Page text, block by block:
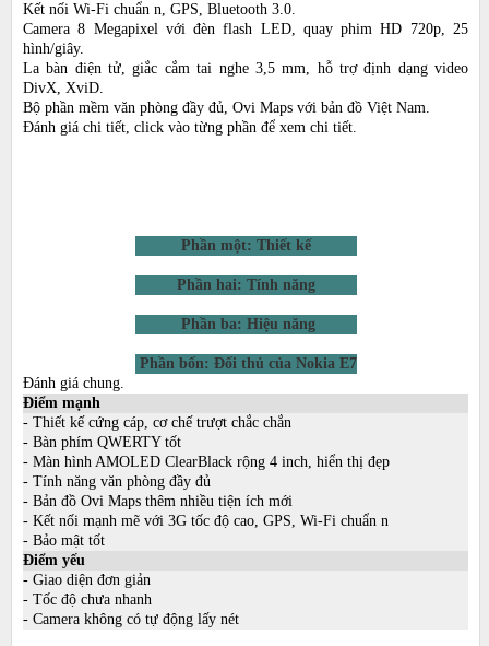
Kết nối Wi-Fi chuẩn n, GPS, Bluetooth 3.0.
Camera 8 Megapixel với đèn flash LED, quay phim HD 720p, 25
hình/giây.
La bàn điện tử, giắc cắm tai nghe 3,5 mm, hỗ trợ định dạng video
DivX, XviD.
Bộ phần mềm văn phòng đầy đủ, Ovi Maps với bản đồ Việt Nam.
Đánh giá chi tiết, click vào từng phần để xem chi tiết.
Phần một: Thiết kế
Phần hai: Tính năng
Phần ba: Hiệu năng
Phần bốn: Đối thủ của Nokia E7
Đánh giá chung.
Điểm mạnh
- Thiết kế cứng cáp, cơ chế trượt chắc chắn
- Bàn phím QWERTY tốt
- Màn hình AMOLED ClearBlack rộng 4 inch, hiển thị đẹp
- Tính năng văn phòng đầy đủ
- Bản đồ Ovi Maps thêm nhiều tiện ích mới
- Kết nối mạnh mẽ với 3G tốc độ cao, GPS, Wi-Fi chuẩn n
- Bảo mật tốt
Điểm yếu
- Giao diện đơn giản
- Tốc độ chưa nhanh
- Camera không có tự động lấy nét